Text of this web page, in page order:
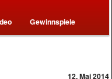
Gewinnspiele
12. Mai 2014